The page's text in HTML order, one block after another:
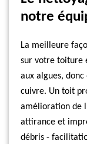
notre
La meilleure
sur votre toiture
aux algues,
cuivre. Un toit
amélioration de
attirance et
débris -